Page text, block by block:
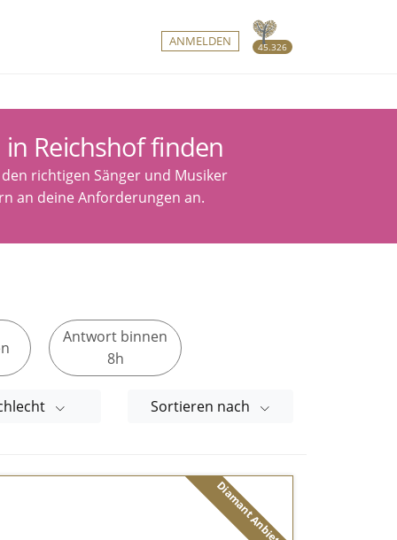
45.326
ANMELDEN
Reichshof finden
richtigen Sänger und Musiker
an deine Anforderungen an.
Antwort binnen
8h
Sortieren nach
Diamant Anbieter